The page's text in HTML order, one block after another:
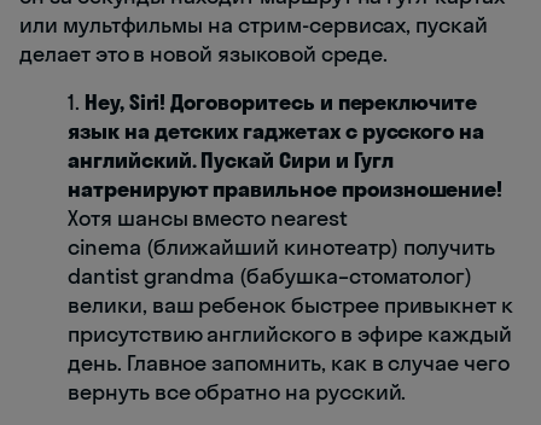
или мультфильмы на стрим-сервисах, пускай
делает это в новой языковой среде.
1. Hey, Siri! Договоритесь и переключите
язык на детских гаджетах с русского на
английский. Пускай Сири и Гугл
натренируют правильное произношение!
Хотя шансы вместо nearest
cinema (ближайший кинотеатр) получить
dantist grandma (бабушка–стоматолог)
велики, ваш ребенок быстрее привыкнет к
присутствию английского в эфире каждый
день. Главное запомнить, как в случае чего
вернуть все обратно на русский.